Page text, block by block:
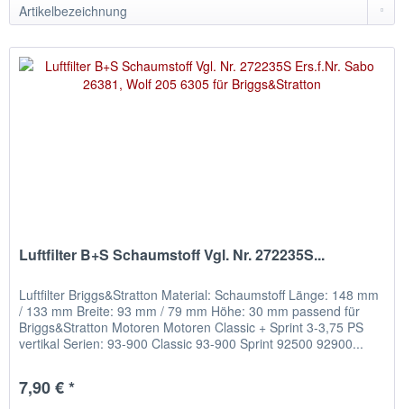
Luftfilter B+S Schaumstoff Vgl. Nr. 272235S...
Luftfilter Briggs&Stratton Material: Schaumstoff Länge: 148 mm
/ 133 mm Breite: 93 mm / 79 mm Höhe: 30 mm passend für
Briggs&Stratton Motoren Motoren Classic + Sprint 3-3,75 PS
vertikal Serien: 93-900 Classic 93-900 Sprint 92500 92900...
7,90 € *